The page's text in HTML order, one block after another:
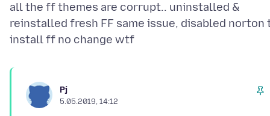
all the ff themes are corrupt.. uninstalled &
reinstalled fresh FF same issue, disabled norton
Pj
5.05.2019, 14:12